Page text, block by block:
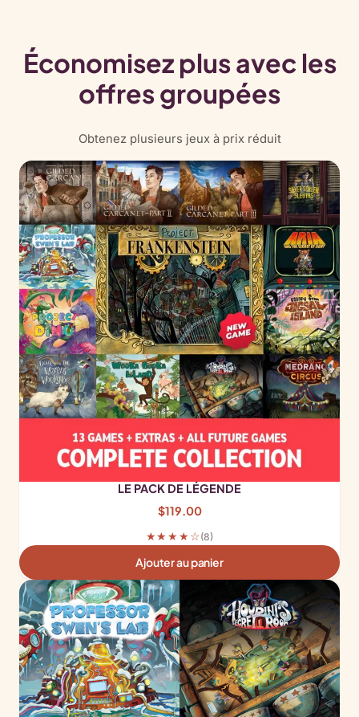
Économisez plus avec les
offres groupées
Obtenez plusieurs jeux à prix réduit
LE PACK DE LÉGENDE
$119.00
★★★★☆ (8)
Ajouter au panier